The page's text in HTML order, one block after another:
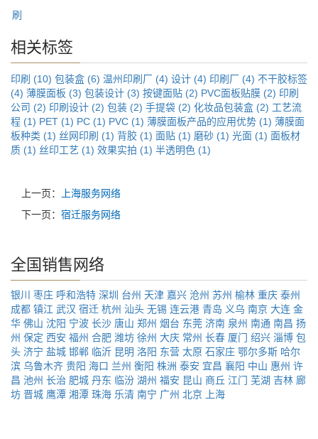
刷
相关标签
印刷 (10) 包装盒 (6) 温州印刷厂 (4) 设计 (4) 印刷厂 (4) 不干胶标签
(4) 薄膜面板 (3) 包装设计 (3) 按键面贴 (2) PVC面板贴膜 (2) 印刷
公司 (2) 印刷设计 (2) 包装 (2) 手提袋 (2) 化妆品包装盒 (2) 工艺流
程 (1) PET (1) PC (1) PVC (1) 薄膜面板产品的应用优势 (1) 薄膜面
板种类 (1) 丝网印刷 (1) 背胶 (1) 面贴 (1) 磨砂 (1) 光面 (1) 面板材
质 (1) 丝印工艺 (1) 效果实拍 (1) 半透明色 (1)
上一页：
上海服务网络
下一页： 宿迁服务网络
全国销售网络
银川 枣庄 呼和浩特 深圳 台州 天津 嘉兴 沧州 苏州 榆林 重庆 泰州
成都 镇江 武汉 宿迁 杭州 汕头 无锡 连云港 青岛 义乌 南京 大连 金
华 佛山 沈阳 宁波 长沙 唐山 郑州 烟台 东莞 济南 泉州 南通 南昌 扬
州 保定 西安 福州 合肥 潍坊 徐州 大庆 常州 长春 厦门 绍兴 淄博 包
头 济宁 盐城 邯郸 临沂 昆明 洛阳 东营 太原 石家庄 鄂尔多斯 哈尔
滨 乌鲁木齐 贵阳 海口 兰州 衡阳 株洲 泰安 宜昌 襄阳 中山 惠州 许
昌 池州 长治 肥城 丹东 临汾 湖州 福安 昆山 商丘 江门 芜湖 吉林 廊
坊 晋城 鹰潭 湘潭 珠海 乐清 南宁 广州 北京 上海